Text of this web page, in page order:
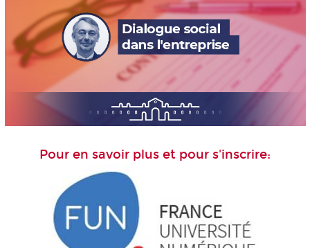
Pour en savoir plus et pour s'inscrire: